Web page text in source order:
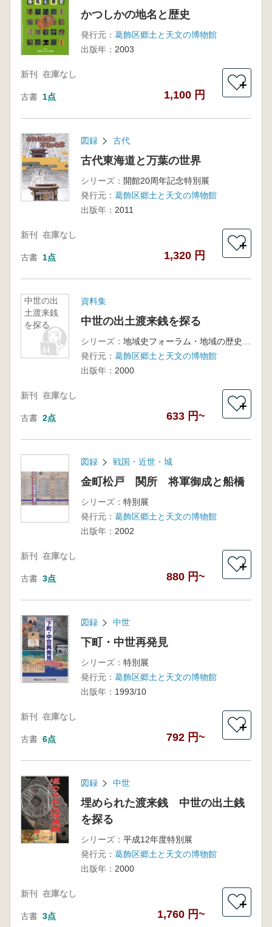
かつしかの地名と歴史
発行元： 葛飾区郷土と天文の博物館
出版年： 2003
新刊 在庫なし
古書 1点 1,100 円
＋
図録 古代
古代東海道と万葉の世界
シリーズ： 開館20周年記念特別展
発行元： 葛飾区郷土と天文の博物館
出版年： 2011
新刊 在庫なし
古書 1点 1,320 円
＋
中世の出
土渡来銭
を探る
資料集
中世の出土渡来銭を探る
シリーズ：
発行元： 葛飾区郷土と天文の博物館
出版年： 2000
新刊 在庫なし
古書 2点 633 円~
＋
図録 戦国・近世・城
金町松戸 関所 将軍御成と船橋
シリーズ： 特別展
発行元： 葛飾区郷土と天文の博物館
出版年： 2002
新刊 在庫なし
古書 3点 880 円~
＋
図録 中世
下町・中世再発見
シリーズ： 特別展
発行元： 葛飾区郷土と天文の博物館
出版年： 1993/10
新刊 在庫なし
古書 6点 792 円~
＋
図録 中世
埋められた渡来銭 中世の出土銭
を探る
シリーズ： 平成12年度特別展
発行元： 葛飾区郷土と天文の博物館
出版年： 2000
新刊 在庫なし
古書 3点 1,760 円~
＋